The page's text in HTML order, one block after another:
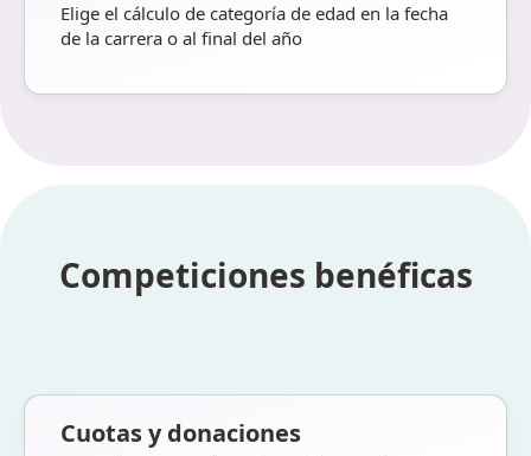
Elige el cálculo de categoría de edad en la fecha
de la carrera o al final del año
Competiciones benéficas
Cuotas y donaciones